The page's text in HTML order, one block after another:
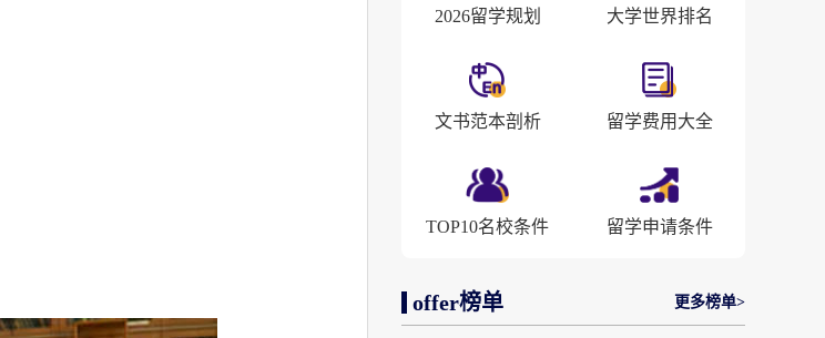
2026留学规划 大学世界排名
文书范本剖析 留学费用大全
TOP10名校条件 留学申请条件
offer榜单 更多榜单>